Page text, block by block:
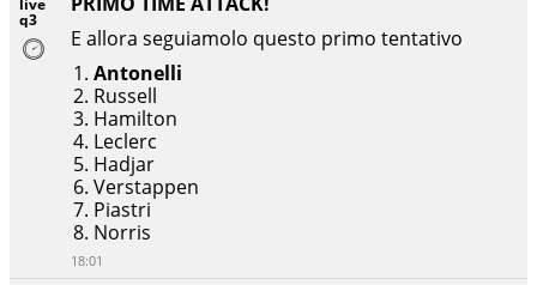
q3
E allora seguiamolo questo primo tentativo
Antonelli
Russell
Hamilton
Leclerc
Hadjar
Verstappen
Piastri
Norris
18:01